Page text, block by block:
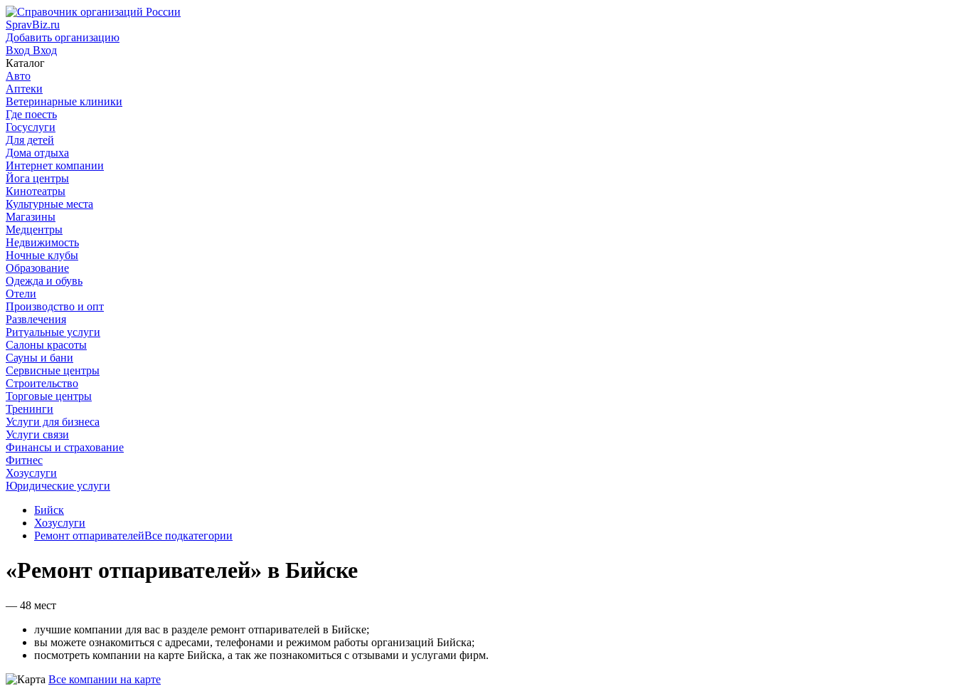
SpravBiz.ru
Добавить организацию
Вход Вход
Каталог
Авто
Аптеки
Ветеринарные клиники
Где поесть
Госуслуги
Для детей
Дома отдыха
Интернет компании
Йога центры
Кинотеатры
Культурные места
Магазины
Медцентры
Недвижимость
Ночные клубы
Образование
Одежда и обувь
Отели
Производство и опт
Развлечения
Ритуальные услуги
Салоны красоты
Сауны и бани
Сервисные центры
Строительство
Торговые центры
Тренинги
Услуги для бизнеса
Услуги связи
Финансы и страхование
Фитнес
Хозуслуги
Юридические услуги
Бийск
Хозуслуги
Ремонт отпаривателейВсе подкатегории
«Ремонт отпаривателей» в Бийске
— 48 мест
лучшие компании для вас в разделе ремонт отпаривателей в Бийске;
вы можете ознакомиться с адресами, телефонами и режимом работы организаций Бийска;
посмотреть компании на карте Бийска, а так же познакомиться с отзывами и услугами фирм.
Все компании на карте